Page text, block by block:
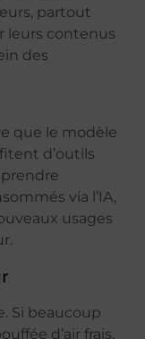
partout
leurs contenus
des
que le modèle
d’outils
via l’IA,
usages
Si beaucoup
d’air frais,